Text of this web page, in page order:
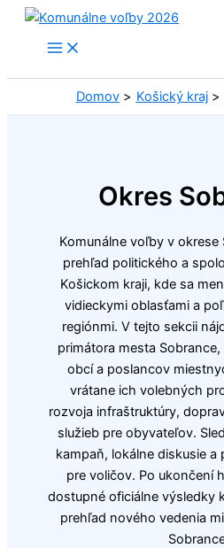
Preskočiť
Domov Košický kraj
Okres
Komunálne voľby v okrese
prehľad politického a
Košickom kraji, kde sa
vidieckymi oblasťami a
regiónmi. V tejto sekcii
primátora mesta
obcí a poslancov
vrátane ich volebných
rozvoja infraštruktúry,
služieb pre obyvateľov.
kampaň, lokálne diskusie a
pre voličov. Po ukončení
dostupné oficiálne výsledky
prehľad nového vedenia